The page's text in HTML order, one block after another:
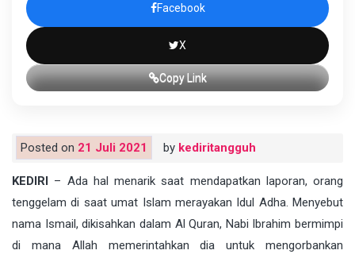
Facebook
X
Copy Link
Posted on 21 Juli 2021 by kediritangguh
KEDIRI – Ada hal menarik saat mendapatkan laporan, orang
tenggelam di saat umat Islam merayakan Idul Adha. Menyebut
nama Ismail, dikisahkan dalam Al Quran, Nabi Ibrahim bermimpi
di mana Allah memerintahkan dia untuk mengorbankan